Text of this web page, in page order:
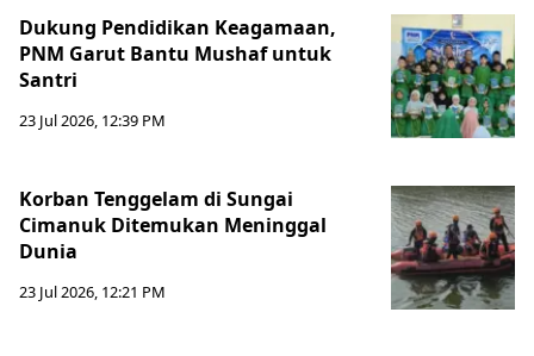
Dukung Pendidikan Keagamaan,
PNM Garut Bantu Mushaf untuk
Santri
23 Jul 2026, 12:39 PM
Korban Tenggelam di Sungai
Cimanuk Ditemukan Meninggal
Dunia
23 Jul 2026, 12:21 PM